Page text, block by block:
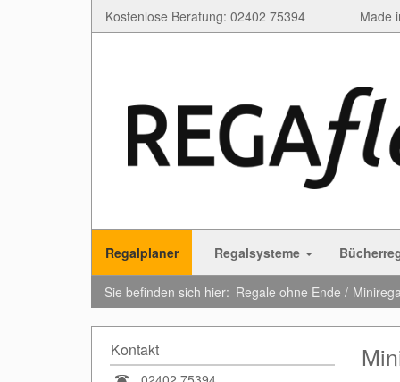
Kostenlose Beratung: 02402 75394 Made
Regalplaner Regalsysteme
Sie befinden sich hier: Regale ohne Ende
Kontakt